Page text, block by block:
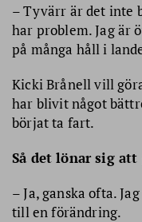
– Tyvärr är det inte
har problem. Jag är
på många håll i
Kicki Brånell vill
har blivit något
börjat ta fart.
Så det lönar sig att
– Ja, ganska ofta.
till en förändring.